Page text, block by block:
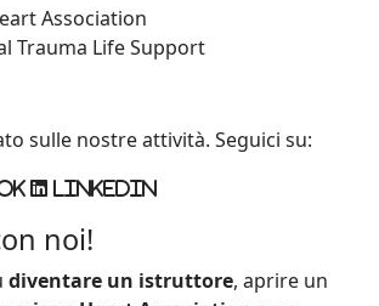
Association
Trauma Life Support
sulle nostre attività. Seguici su:
Linkedin
noi!
diventare un istruttore, aprire un